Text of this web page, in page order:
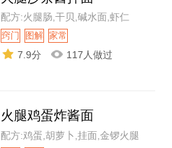
配方:火腿肠,干贝,碱水面,虾仁
窍门 图解 家常
7.9分 117人做过
火腿鸡蛋炸酱面
配方:鸡蛋,胡萝卜,挂面,金锣火腿